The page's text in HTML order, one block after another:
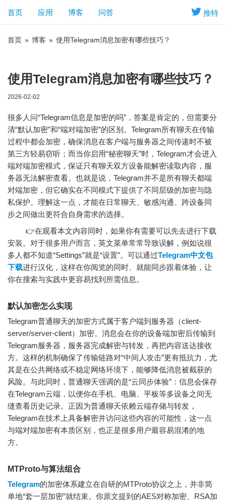
推特
首页 应用 博客 问答
首页 » 博客 » 使用Telegram消息加密有哪些技巧？
使用Telegram消息加密有哪些技巧？
2026-02-02
很多人问“Telegram信息是加密的吗”，答案是肯定的，但需要分
清“默认加密”和“端对端加密”的区别。Telegram所有聊天在传输
过程中都会加密，确保消息在客户端与服务器之间传递时不被
第三方轻易窃听；而当你启用“秘密聊天”时，Telegram才会进入
端对端加密模式，保证只有聊天双方设备能解密读取内容，服
务器无法解密查看。也就是说，Telegram并不是所有聊天都端
对端加密，但它确实在不同模式下提供了不同层级的加密与隐
私保护。理解这一点，才能在日常聊天、敏感沟通、跨设备同
步之间做出更符合自身需求的选择。
👉在观看本文内容同时，如果你有需要可以先去进行下载
安装。对于很多用户而言，英文菜单常常导致误解，例如说很
多人都不知道“Settings”就是“设置”。可以通过Telegram中文包
下载进行汉化，这样在你阅览的同时、就能同步跟着体验，让
你在搜索与实践中更容易找到所需信息。
默认加密怎么实现
Telegram普通聊天的加密方式属于客户端到服务器（client-
server/server-client）加密。消息会在你的设备端加密后传输到
Telegram服务器，服务器完成解密与转发，再把内容送达接收
方。这样的机制确保了传输链路对“中间人攻击”更有抵抗力，尤
其是在公共网络或不稳定网络环境下，能够降低消息被截获的
风险。与此同时，普通聊天强调的是“云同步体验”：信息会保存
在Telegram云端，以便你在手机、电脑、平板等多设备之间无
缝查看历史记录。正因为普通聊天依赖云端存储与转发，
Telegram在技术上具备解密并访问这些内容的可能性，这一点
与端对端加密有本质区别，也正是很多用户最容易混淆的地
方。
MTProto与算法组合
Telegram的加密体系建立在自研的MTProto协议之上，并非简
单地“套一层加密”就结束。你原文提到的AES对称加密、RSA加